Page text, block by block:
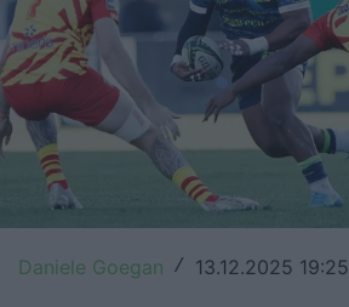
United Rugby Championship
Top14
Premiership
Champions Cup
Daniele Goegan / 13.12.2025 19:25